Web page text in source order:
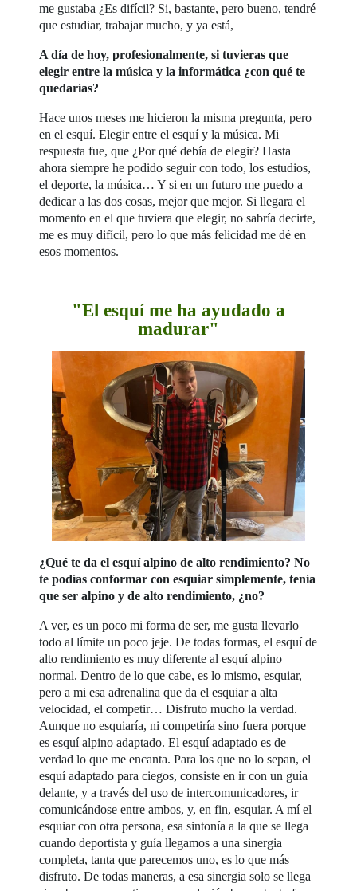
me gustaba ¿Es difícil? Si, bastante, pero bueno, tendré
que estudiar, trabajar mucho, y ya está,
A día de hoy, profesionalmente, si tuvieras que
elegir entre la música y la informática ¿con qué te
quedarías?
Hace unos meses me hicieron la misma pregunta, pero
en el esquí. Elegir entre el esquí y la música. Mi
respuesta fue, que ¿Por qué debía de elegir? Hasta
ahora siempre he podido seguir con todo, los estudios,
el deporte, la música… Y si en un futuro me puedo a
dedicar a las dos cosas, mejor que mejor. Si llegara el
momento en el que tuviera que elegir, no sabría decirte,
me es muy difícil, pero lo que más felicidad me dé en
esos momentos.
"El esquí me ha ayudado a
madurar"
¿Qué te da el esquí alpino de alto rendimiento? No
te podías conformar con esquiar simplemente, tenía
que ser alpino y de alto rendimiento, ¿no?
A ver, es un poco mi forma de ser, me gusta llevarlo
todo al límite un poco jeje. De todas formas, el esquí de
alto rendimiento es muy diferente al esquí alpino
normal. Dentro de lo que cabe, es lo mismo, esquiar,
pero a mi esa adrenalina que da el esquiar a alta
velocidad, el competir… Disfruto mucho la verdad.
Aunque no esquiaría, ni competiría sino fuera porque
es esquí alpino adaptado. El esquí adaptado es de
verdad lo que me encanta. Para los que no lo sepan, el
esquí adaptado para ciegos, consiste en ir con un guía
delante, y a través del uso de intercomunicadores, ir
comunicándose entre ambos, y, en fin, esquiar. A mí el
esquiar con otra persona, esa sintonía a la que se llega
cuando deportista y guía llegamos a una sinergia
completa, tanta que parecemos uno, es lo que más
disfruto. De todas maneras, a esa sinergia solo se llega